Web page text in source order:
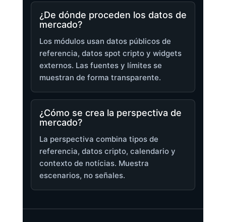
¿De dónde proceden los datos de
mercado?
Los módulos usan datos públicos de
referencia, datos spot cripto y widgets
externos. Las fuentes y límites se
muestran de forma transparente.
¿Cómo se crea la perspectiva de
mercado?
La perspectiva combina tipos de
referencia, datos cripto, calendario y
contexto de notícias. Muestra
escenarios, no señales.